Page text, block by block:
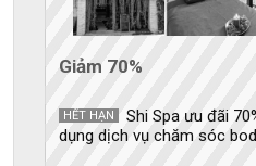
Giảm 70%
HẾT HẠN
Shi Spa ưu đãi
dụng dịch vụ chăm sóc